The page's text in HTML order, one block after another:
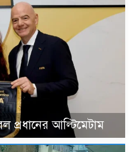
প্রধানের আল্টিমেটাম